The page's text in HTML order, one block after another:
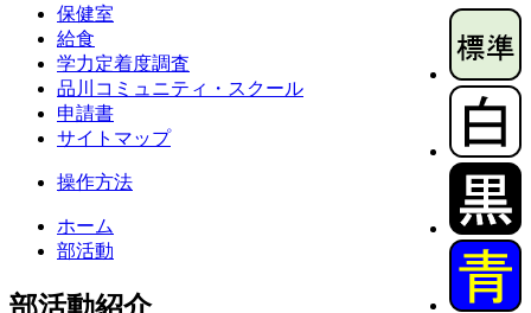
保健室
給食
学力定着度調査
品川コミュニティ・スクール
申請書
サイトマップ
操作方法
ホーム
部活動
部活動紹介